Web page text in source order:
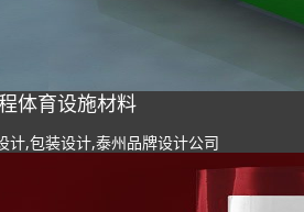
体育设施材料
计,包装设计,泰州品牌设计公司